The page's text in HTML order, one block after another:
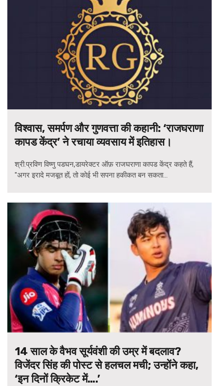
विश्वास, समर्पण और गुणवत्ता की कहानी: ‘राजघराणा
कापड केंद्र’ ने रचाया व्यवसाय में इतिहास।
श्री.प्रविण विष्णु पडघन,डायरेक्टर ऑफ़ राजघराणा कापड केंद्र कहते हैं,
"अगर इरादे मजबूत हों, तो कोई भी सपना हकीकत बन सकता...
14 साल के वैभव सूर्यवंशी की उम्र में बदलाव?
विजेंदर सिंह की पोस्ट से हलचल मची; उन्होंने कहा,
‘इन दिनों क्रिकेट में….’